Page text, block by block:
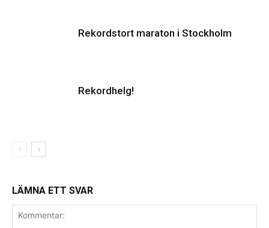
Rekordstort maraton i Stockholm
Rekordhelg!
LÄMNA ETT SVAR